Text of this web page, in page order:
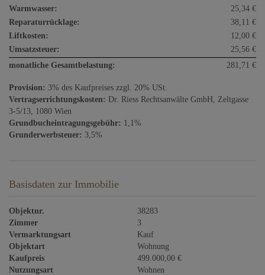
Warmwasser:
25,34 €
Reparaturrücklage:
38,11 €
Liftkosten:
12,00 €
Umsatzsteuer:
25,56 €
monatliche Gesamtbelastung:
281,71 €
Provision: 3% des Kaufpreises zzgl. 20% USt.
Vertragserrichtungskosten: Dr. Riess Rechtsanwälte GmbH, Zeltgasse
3-5/13, 1080 Wien
Grundbucheintragungsgebühr: 1,1%
Grunderwerbsteuer: 3,5%
Basisdaten zur Immobilie
Objektnr.
38283
Zimmer
3
Vermarktungsart
Kauf
Objektart
Wohnung
Kaufpreis
499.000,00 €
Nutzungsart
Wohnen